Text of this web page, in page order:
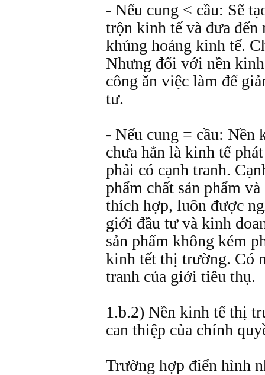
- Nếu cung < cầu: Sẽ
trộn kinh tế và đưa đến
khủng hoảng kinh tế.
Nhưng đối với nền
công ăn việc làm để
tư.
- Nếu cung = cầu: Nền
chưa hẳn là kinh tế
phải có cạnh tranh.
phẩm chất sản phẩm
thích hợp, luôn được
giới đầu tư và kinh
sản phẩm không kém
kinh tết thị trường. Có
tranh của giới tiêu thụ.
1.b.2) Nền kinh tế thị
can thiệp của chính
Trường hợp điển hình